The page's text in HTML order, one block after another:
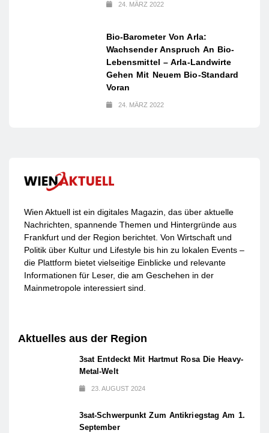
24. MÄRZ 2022
Bio-Barometer Von Arla:
Wachsender Anspruch An Bio-
Lebensmittel – Arla-Landwirte
Gehen Mit Neuem Bio-Standard
Voran
24. MÄRZ 2022
Wien Aktuell ist ein digitales Magazin, das über aktuelle
Nachrichten, spannende Themen und Hintergründe aus
Frankfurt und der Region berichtet. Von Wirtschaft und
Politik über Kultur und Lifestyle bis hin zu lokalen Events –
die Plattform bietet vielseitige Einblicke und relevante
Informationen für Leser, die am Geschehen in der
Mainmetropole interessiert sind.
Aktuelles aus der Region
3sat Entdeckt Mit Hartmut Rosa Die Heavy-
Metal-Welt
23. AUGUST 2024
3sat-Schwerpunkt Zum Antikriegstag Am 1.
September